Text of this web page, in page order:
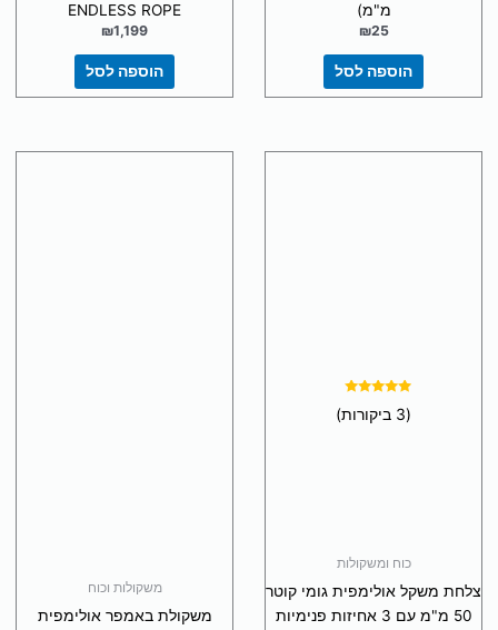
מ"מ)
₪25
הוספה לסל
ENDLESS ROPE
₪1,199
הוספה לסל
5.00
(3 ביקורות)
כוח ומשקולות
צלחת משקל אולימפית גומי קוטר
50 מ"מ עם 3 אחיזות פנימיות
בעמוד
המוצר
משקולות וכוח
משקולת באמפר אולימפית